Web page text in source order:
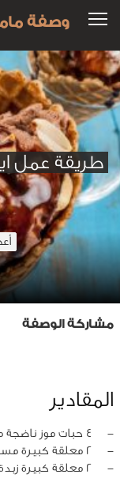
وصفة
طريقة عمل
مشاركة الوصفة
المقادير
‏-
4 حبات موز ناضجة مقطعة شرائح ومجمدة
‏-
2 معلقة كبيرة مسحوق كاكاو خام غير محلى
‏-
2 معلقة كبيرة زبدة فول سوداني